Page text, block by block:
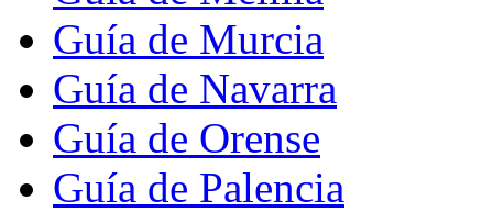
Guía de Murcia
Guía de Navarra
Guía de Orense
Guía de Palencia